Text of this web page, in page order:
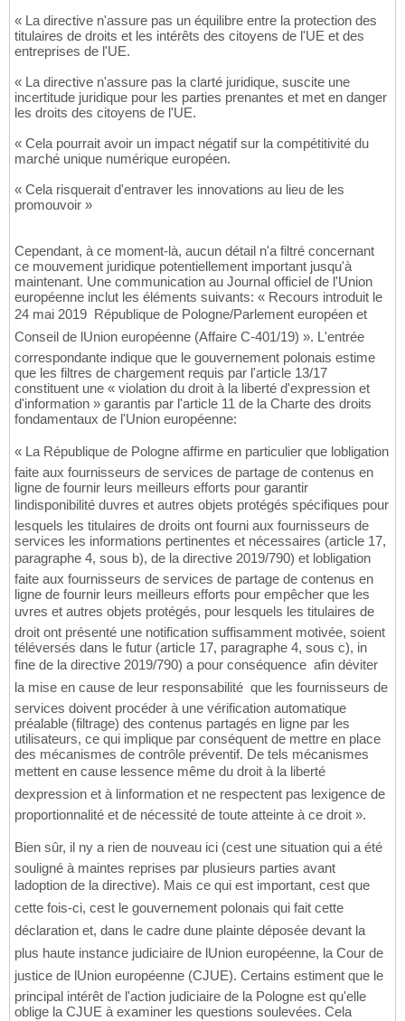
« La directive n'assure pas un équilibre entre la protection des
titulaires de droits et les intérêts des citoyens de l'UE et des
entreprises de l'UE.
« La directive n'assure pas la clarté juridique, suscite une
incertitude juridique pour les parties prenantes et met en danger
les droits des citoyens de l'UE.
« Cela pourrait avoir un impact négatif sur la compétitivité du
marché unique numérique européen.
« Cela risquerait d'entraver les innovations au lieu de les
promouvoir »
Cependant, à ce moment-là, aucun détail n'a filtré concernant
ce mouvement juridique potentiellement important jusqu'à
maintenant. Une communication au Journal officiel de l'Union
européenne inclut les éléments suivants: « Recours introduit le
24 mai 2019  République de Pologne/Parlement européen et
Conseil de lUnion européenne (Affaire C-401/19) ». L'entrée
correspondante indique que le gouvernement polonais estime
que les filtres de chargement requis par l'article 13/17
constituent une « violation du droit à la liberté d'expression et
d'information » garantis par l'article 11 de la Charte des droits
fondamentaux de l'Union européenne:
« La République de Pologne affirme en particulier que lobligation
faite aux fournisseurs de services de partage de contenus en
ligne de fournir leurs meilleurs efforts pour garantir
lindisponibilité duvres et autres objets protégés spécifiques pour
lesquels les titulaires de droits ont fourni aux fournisseurs de
services les informations pertinentes et nécessaires (article 17,
paragraphe 4, sous b), de la directive 2019/790) et lobligation
faite aux fournisseurs de services de partage de contenus en
ligne de fournir leurs meilleurs efforts pour empêcher que les
uvres et autres objets protégés, pour lesquels les titulaires de
droit ont présenté une notification suffisamment motivée, soient
téléversés dans le futur (article 17, paragraphe 4, sous c), in
fine de la directive 2019/790) a pour conséquence  afin déviter
la mise en cause de leur responsabilité  que les fournisseurs de
services doivent procéder à une vérification automatique
préalable (filtrage) des contenus partagés en ligne par les
utilisateurs, ce qui implique par conséquent de mettre en place
des mécanismes de contrôle préventif. De tels mécanismes
mettent en cause lessence même du droit à la liberté
dexpression et à linformation et ne respectent pas lexigence de
proportionnalité et de nécessité de toute atteinte à ce droit ».
Bien sûr, il ny a rien de nouveau ici (cest une situation qui a été
souligné à maintes reprises par plusieurs parties avant
ladoption de la directive). Mais ce qui est important, cest que
cette fois-ci, cest le gouvernement polonais qui fait cette
déclaration et, dans le cadre dune plainte déposée devant la
plus haute instance judiciaire de lUnion européenne, la Cour de
justice de lUnion européenne (CJUE). Certains estiment que le
principal intérêt de l'action judiciaire de la Pologne est qu'elle
oblige la CJUE à examiner les questions soulevées. Cela